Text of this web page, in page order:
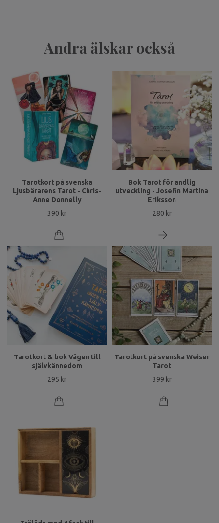
Andra älskar också
Tarotkort på svenska
Ljusbärarens Tarot - Chris-
Anne Donnelly
390 kr
Bok Tarot för andlig
utveckling - Josefin Martina
Eriksson
280 kr
Tarotkort & bok Vägen till
självkännedom
295 kr
Tarotkort på svenska Weiser
Tarot
399 kr